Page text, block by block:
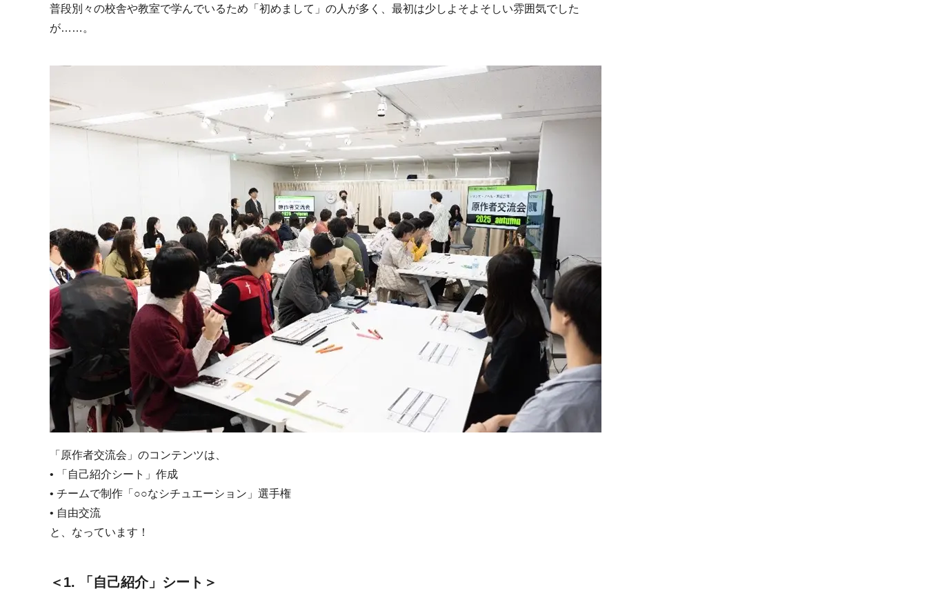
普段別々の校舎や教室で学んでいるため「初めまして」の人が多く、最初は少しよそよそしい雰囲気でした
が……。
「原作者交流会」のコンテンツは、
• 「自己紹介シート」作成
• チームで制作「○○なシチュエーション」選手権
• 自由交流
と、なっています！
＜1. 「自己紹介」シート＞